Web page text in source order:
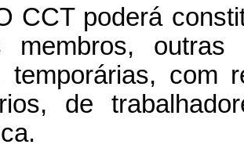
poderá
membros, outras
temporárias, com
de